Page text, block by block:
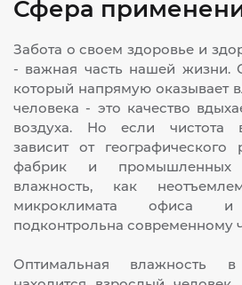
Сфера
Забота о своем здоровье и
- важная часть нашей жизни.
который напрямую оказывает
человека - это качество
воздуха. Но если чистота
зависит от
фабрик и промышленных
влажность, как
микроклимата офиса
подконтрольна современному
Оптимальная влажность